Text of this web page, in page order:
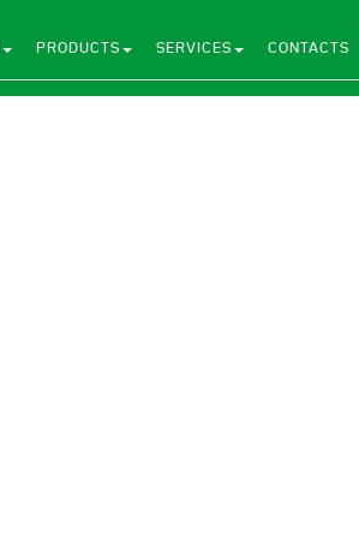
PRODUCTS SERVICES CONTACTS